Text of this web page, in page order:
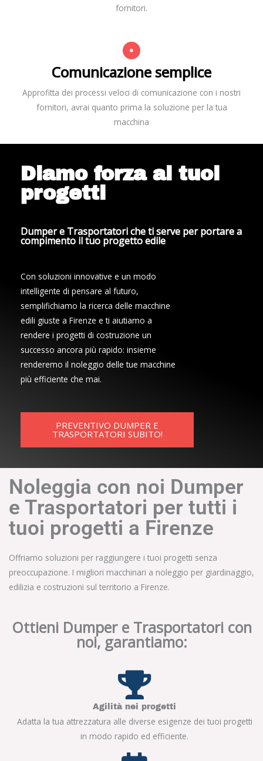
fornitori.
Comunicazione semplice
Approfitta dei processi veloci di comunicazione con i nostri
fornitori, avrai quanto prima la soluzione per la tua
macchina
Diamo forza ai tuoi
progetti
Dumper e Trasportatori che ti serve per portare a
compimento il tuo progetto edile
Con soluzioni innovative e un modo
intelligente di pensare al futuro,
semplifichiamo la ricerca delle macchine
edili giuste a Firenze e ti aiutiamo a
rendere i progetti di costruzione un
successo ancora più rapido: insieme
renderemo il noleggio delle tue macchine
più efficiente che mai.
PREVENTIVO DUMPER E
TRASPORTATORI SUBITO!
Noleggia con noi Dumper
e Trasportatori per tutti i
tuoi progetti a Firenze
Offriamo soluzioni per raggiungere i tuoi progetti senza
preoccupazione. I migliori macchinari a noleggio per giardinaggio,
edilizia e costruzioni sul territorio a Firenze.
Ottieni Dumper e Trasportatori con
noi, garantiamo:
Agilità nei progetti
Adatta la tua attrezzatura alle diverse esigenze dei tuoi progetti
in modo rapido ed efficiente.